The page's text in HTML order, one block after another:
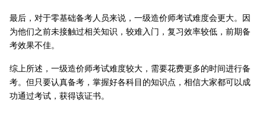
最后，对于零基础备考人员来说，一级造价师考试难度会更大。因
为他们之前未接触过相关知识，较难入门，复习效率较低，前期备
考效果不佳。
综上所述，一级造价师考试难度较大，需要花费更多的时间进行备
考。但只要认真备考，掌握好各科目的知识点，相信大家都可以成
功通过考试，获得该证书。